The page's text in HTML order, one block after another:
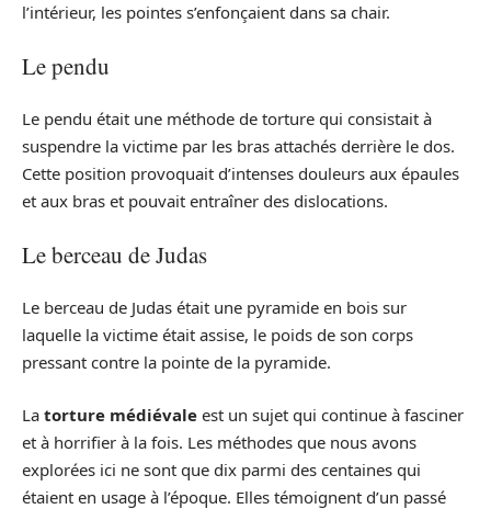
l’intérieur, les pointes s’enfonçaient dans sa chair.
Le pendu
Le pendu était une méthode de torture qui consistait à
suspendre la victime par les bras attachés derrière le dos.
Cette position provoquait d’intenses douleurs aux épaules
et aux bras et pouvait entraîner des dislocations.
Le berceau de Judas
Le berceau de Judas était une pyramide en bois sur
laquelle la victime était assise, le poids de son corps
pressant contre la pointe de la pyramide.
La torture médiévale est un sujet qui continue à fasciner
et à horrifier à la fois. Les méthodes que nous avons
explorées ici ne sont que dix parmi des centaines qui
étaient en usage à l’époque. Elles témoignent d’un passé